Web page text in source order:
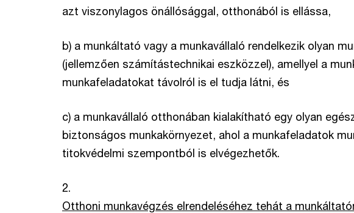
azt viszonylagos önállósággal, otthonából is ellássa,
b) a munkáltató vagy a munkavállaló rendelkezik olyan
(jellemzően számítástechnikai eszközzel), amellyel a
munkafeladatokat távolról is el tudja látni, és
c) a munkavállaló otthonában kialakítható egy olyan
biztonságos munkakörnyezet, ahol a munkafeladatok
titokvédelmi szempontból is elvégezhetők.
2.
Otthoni munkavégzés elrendeléséhez tehát a